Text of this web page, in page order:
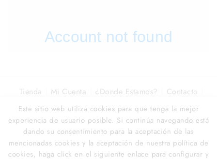
Tienda Mi Cuenta ¿Donde Estamos?
Contacto
Óptica La Colonia
© 2026Óptica La Colonia
Flow Agency › Marbella Dev ⚡️ Web, IA & Marketing
Digital🚀
Este sitio web utiliza cookies para que tenga la mejor
experiencia de usuario posible. Si continúa navegando está
dando su consentimiento para la aceptación de las
mencionadas cookies y la aceptación de nuestra política de
cookies, haga click en el siguiente enlace para configurar y